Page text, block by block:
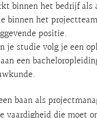
binnen het bedrijf
binnen het
positie.
je studie volg je een
een
baan als